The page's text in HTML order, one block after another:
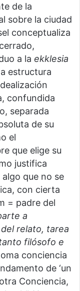
de la
sobre la ciudad
conceptualiza
a la ekklesia
estructura
confundida
separada
de su
el
que elige su
justifica
que no se
con cierta
= padre del
a
relato, tarea
filósofo e
conciencia
de ‘un
Conciencia,